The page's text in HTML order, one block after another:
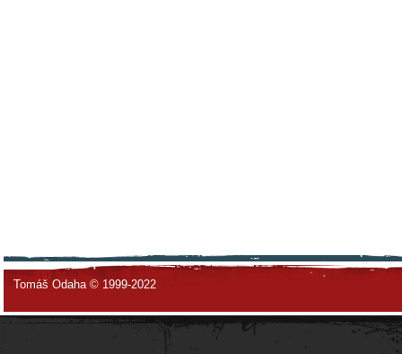
Tomáš Odaha © 1999-2022